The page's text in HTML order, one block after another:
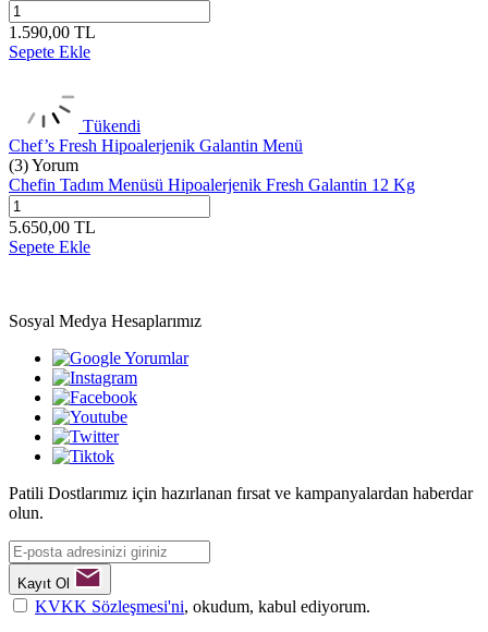
1.590,00 TL
Sepete Ekle
Tükendi
Chef’s Fresh Hipoalerjenik Galantin Menü
(3) Yorum
Chefin Tadım Menüsü Hipoalerjenik Fresh Galantin 12 Kg
5.650,00 TL
Sepete Ekle
Sosyal Medya Hesaplarımız
Patili Dostlarımız için hazırlanan fırsat ve kampanyalardan haberdar
olun.
Kayıt Ol
KVKK Sözleşmesi'ni, okudum, kabul ediyorum.